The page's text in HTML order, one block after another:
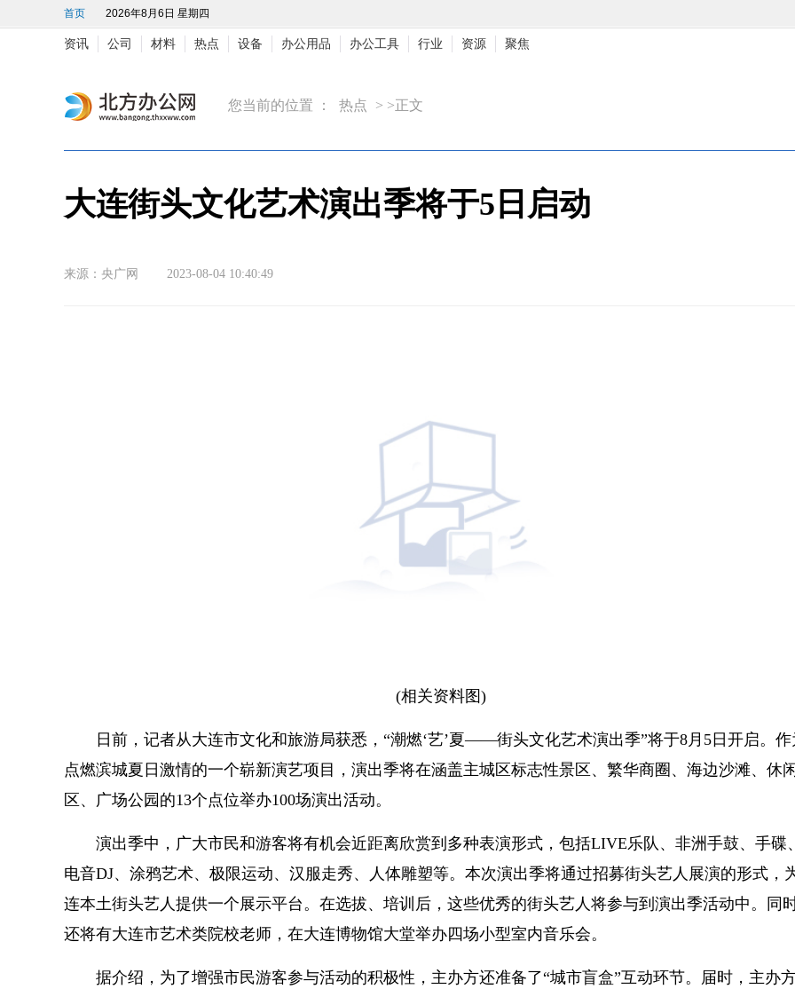
首页 2026年8月6日 星期四
资讯 公司 材料 热点 设备 办公用品 办公工具 行业 资源 聚焦
您当前的位置 ： 热点 > >正文
大连街头文化艺术演出季将于5日启动
来源：央广网 2023-08-04 10:40:49
(相关资料图)
日前，记者从大连市文化和旅游局获悉，“潮燃‘艺’夏——街头文化艺术演出季”将于8月5日开启。作
点燃滨城夏日激情的一个崭新演艺项目，演出季将在涵盖主城区标志性景区、繁华商圈、海边沙滩、休
区、广场公园的13个点位举办100场演出活动。
演出季中，广大市民和游客将有机会近距离欣赏到多种表演形式，包括LIVE乐队、非洲手鼓、手碟
电音DJ、涂鸦艺术、极限运动、汉服走秀、人体雕塑等。本次演出季将通过招募街头艺人展演的形式，
连本土街头艺人提供一个展示平台。在选拔、培训后，这些优秀的街头艺人将参与到演出季活动中。同
还将有大连市艺术类院校老师，在大连博物馆大堂举办四场小型室内音乐会。
据介绍，为了增强市民游客参与活动的积极性，主办方还准备了“城市盲盒”互动环节。届时，主办